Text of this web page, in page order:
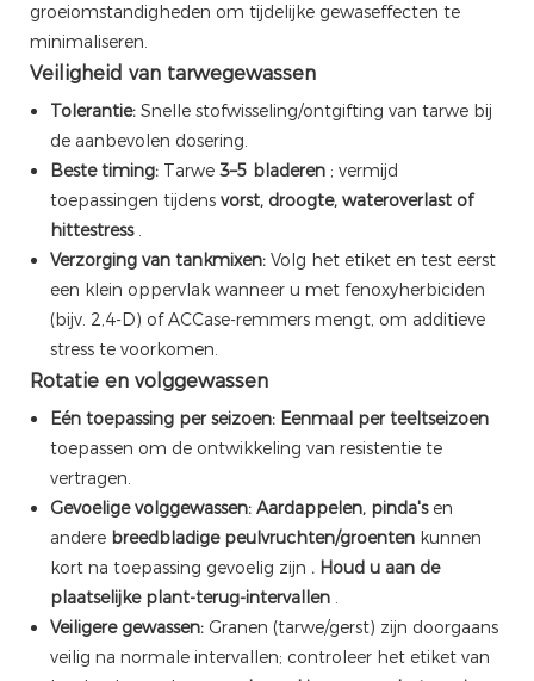
groeiomstandigheden om tijdelijke gewaseffecten te
minimaliseren.
Veiligheid van tarwegewassen
Tolerantie:Snelle stofwisseling/ontgifting van tarwe bij
de aanbevolen dosering.
Beste timing:Tarwe 3–5 bladeren; vermijd
toepassingen tijdens vorst, droogte, wateroverlast of
hittestress.
Verzorging van tankmixen:Volg het etiket en test eerst
een klein oppervlak wanneer u met fenoxyherbiciden
(bijv. 2,4-D) of ACCase-remmers mengt, om additieve
stress te voorkomen.
Rotatie en volggewassen
Eén toepassing per seizoen: Eenmaal per teeltseizoen
toepassen om de ontwikkeling van resistentie te
vertragen.
Gevoelige volggewassen: Aardappelen, pinda'sen
andere breedbladige peulvruchten/groentenkunnen
kort na toepassing gevoelig zijn . Houd u aan de
plaatselijke plant-terug-intervallen.
Veiligere gewassen:Granen (tarwe/gerst) zijn doorgaans
veilig na normale intervallen; controleer het etiket van